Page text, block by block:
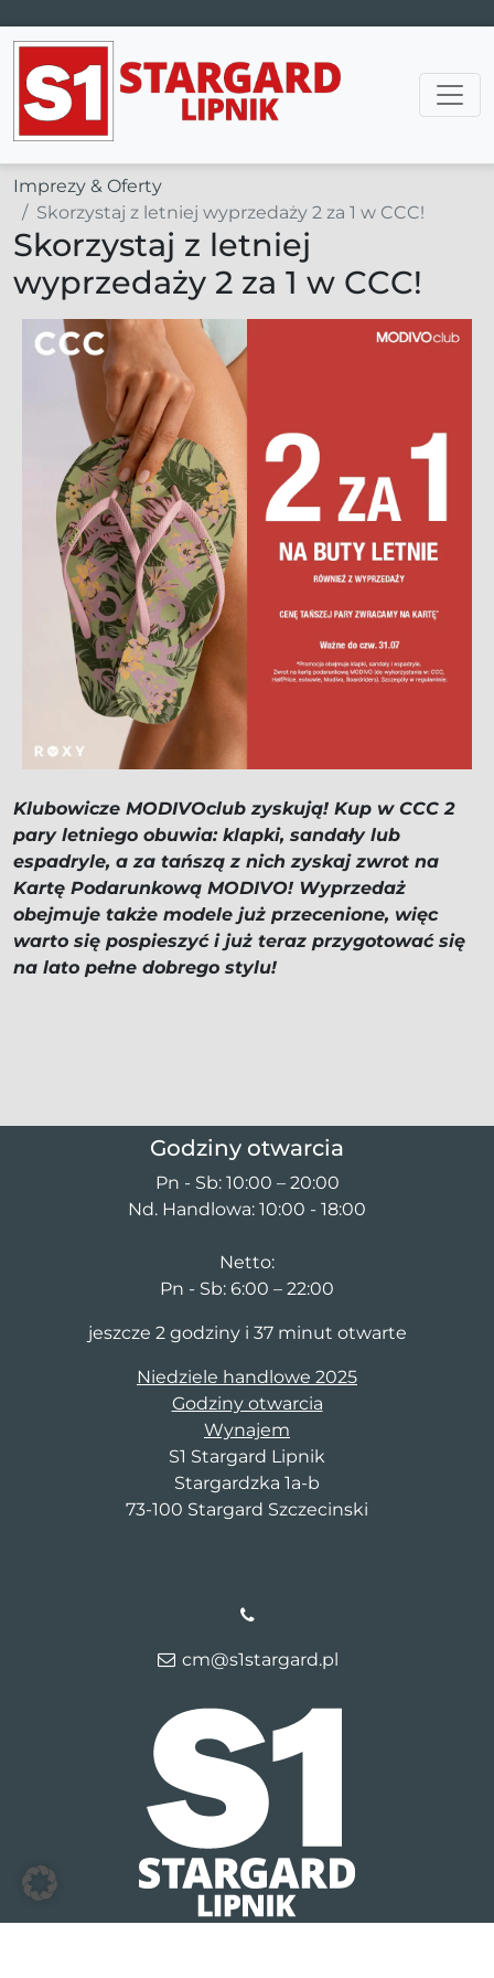
Main Navigation
Imprezy & Oferty
Skorzystaj z letniej wyprzedaży 2 za 1 w CCC!
Skorzystaj z letniej
wyprzedaży 2 za 1 w CCC!
Klubowicze MODIVOclub zyskują! Kup w CCC 2
pary letniego obuwia: klapki, sandały lub
espadryle, a za tańszą z nich zyskaj zwrot na
Kartę Podarunkową MODIVO! Wyprzedaż
obejmuje także modele już przecenione, więc
warto się pospieszyć i już teraz przygotować się
na lato pełne dobrego stylu!
Godziny otwarcia
Pn - Sb: 10:00 – 20:00
Nd. Handlowa: 10:00 - 18:00
Netto:
Pn - Sb: 6:00 – 22:00
jeszcze 2 godziny i 37 minut otwarte
Niedziele handlowe 2025
Godziny otwarcia
Wynajem
S1 Stargard Lipnik
Stargardzka 1a-b
73-100 Stargard Szczecinski
cm@s1stargard.pl